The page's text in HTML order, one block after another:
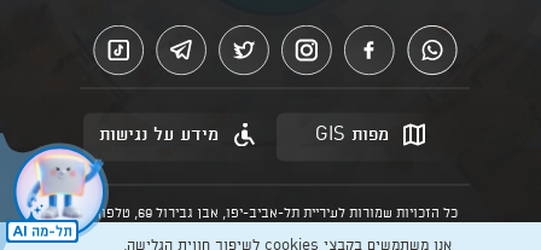
מפות GIS מידע על נגישות
כל הזכויות שמורות לעיריית תל-אביב-יפו, אבן גבירול 69, טלפון:
אנו משתמשים בקבצי cookies לשיפור חווית הגלישה,